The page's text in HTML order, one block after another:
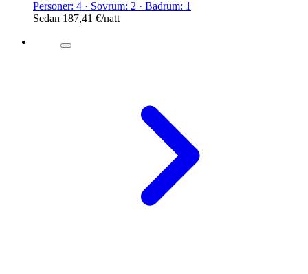
Personer: 4 · Sovrum: 2 · Badrum: 1
Sedan 187,41 €/natt